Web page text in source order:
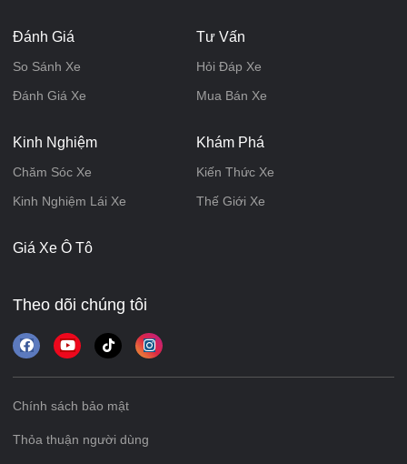
Đánh Giá
So Sánh Xe
Đánh Giá Xe
Tư Vấn
Hỏi Đáp Xe
Mua Bán Xe
Kinh Nghiệm
Chăm Sóc Xe
Kinh Nghiệm Lái Xe
Khám Phá
Kiến Thức Xe
Thế Giới Xe
Giá Xe Ô Tô
Theo dõi chúng tôi
Chính sách bảo mật
Thỏa thuận người dùng